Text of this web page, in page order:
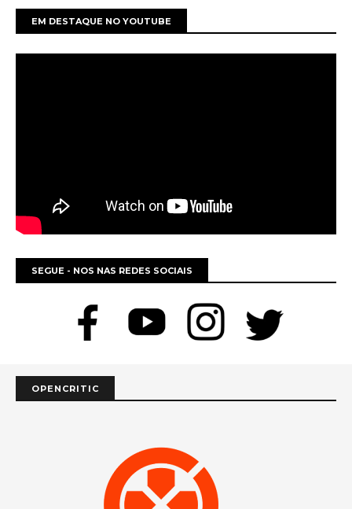
EM DESTAQUE NO YOUTUBE
SEGUE - NOS NAS REDES SOCIAIS
OPENCRITIC